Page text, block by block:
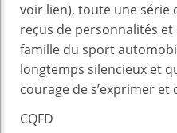
voir lien), toute une
reçus de personnalités
famille du sport
longtemps silencieux et
courage de s’exprimer
CQFD